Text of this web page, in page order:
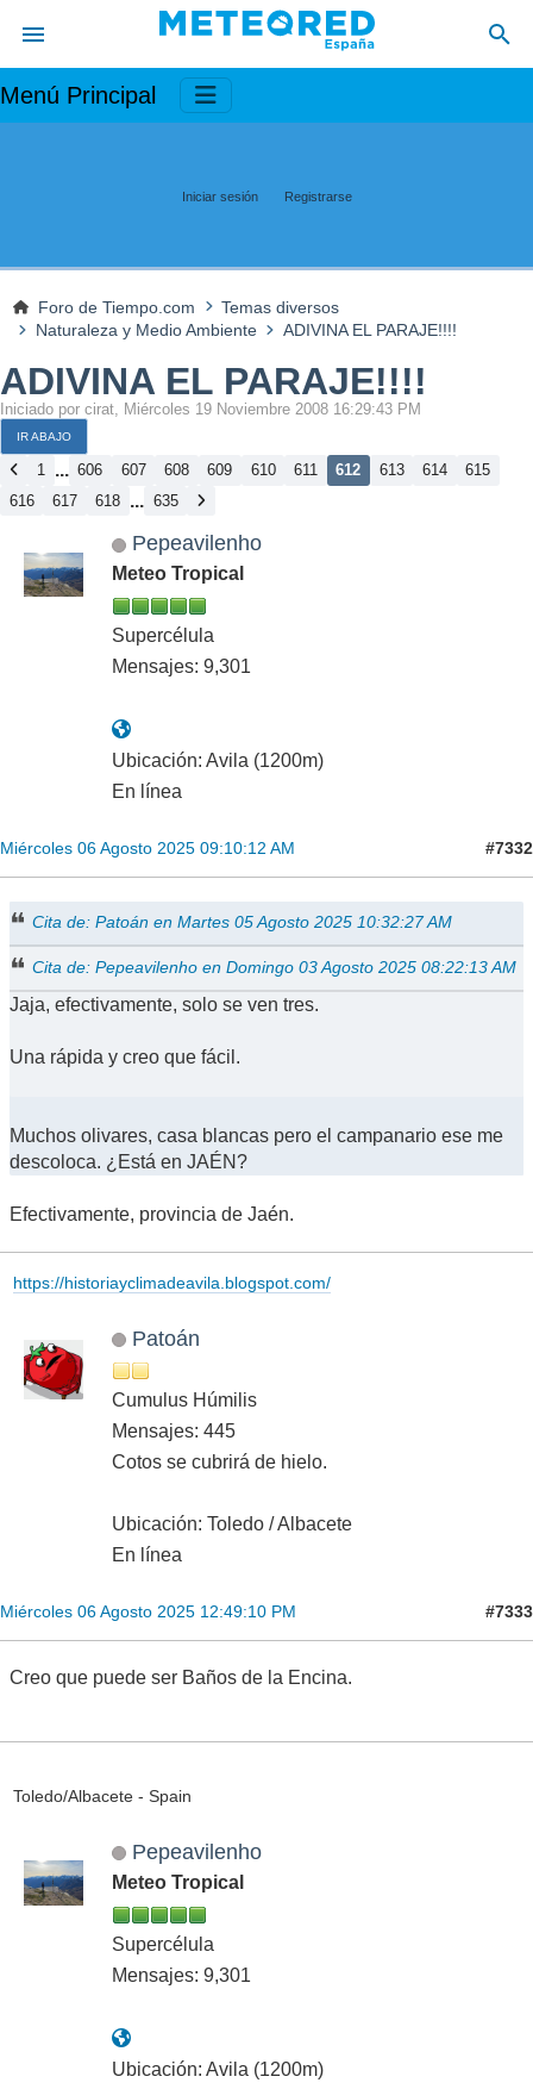
Menú Principal
Iniciar sesión Registrarse
Foro de Tiempo.com
Temas diversos
Naturaleza y Medio Ambiente
ADIVINA EL PARAJE!!!!
ADIVINA EL PARAJE!!!!
Iniciado por cirat, Miércoles 19 Noviembre 2008 16:29:43 PM
IR ABAJO
1 ... 606 607 608 609 610 611 612 613 614
615
616
617 618 ... 635
Pepeavilenho
Meteo Tropical
Supercélula
Mensajes: 9,301
Ubicación: Avila (1200m)
En línea
Miércoles 06 Agosto 2025 09:10:12 AM #7332
Cita de: Patoán en Martes 05 Agosto 2025 10:32:27 AM
Cita de: Pepeavilenho en Domingo 03 Agosto 2025 08:22:13 AM
Jaja, efectivamente, solo se ven tres.
Una rápida y creo que fácil.
Muchos olivares, casa blancas pero el campanario ese me
descoloca. ¿Está en JAÉN?
Efectivamente, provincia de Jaén.
https://historiayclimadeavila.blogspot.com/
Patoán
Cumulus Húmilis
Mensajes: 445
Cotos se cubrirá de hielo.
Ubicación: Toledo / Albacete
En línea
Miércoles 06 Agosto 2025 12:49:10 PM #7333
Creo que puede ser Baños de la Encina.
Toledo/Albacete - Spain
Pepeavilenho
Meteo Tropical
Supercélula
Mensajes: 9,301
Ubicación: Avila (1200m)